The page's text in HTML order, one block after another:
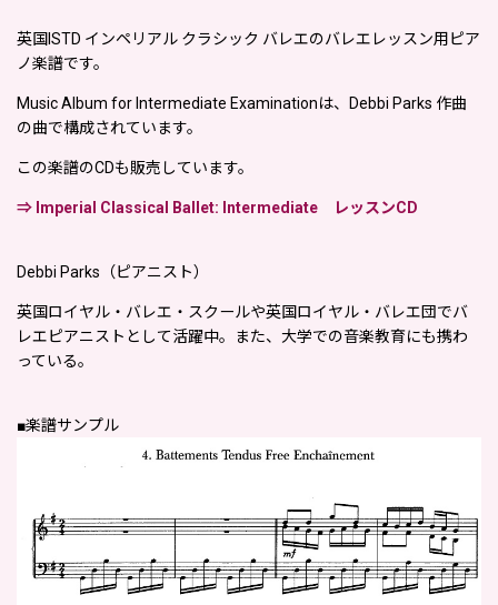
英国ISTD インペリアル クラシック バレエのバレエレッスン用ピア
ノ楽譜です。
Music Album for Intermediate Examinationは、Debbi Parks 作曲
の曲で構成されています。
この楽譜のCDも販売しています。
⇒ Imperial Classical Ballet: Intermediate レッスンCD
Debbi Parks（ピアニスト）
英国ロイヤル・バレエ・スクールや英国ロイヤル・バレエ団でバ
レエピアニストとして活躍中。また、大学での音楽教育にも携わ
っている。
■楽譜サンプル